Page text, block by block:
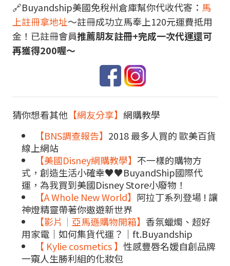
🔗Buyandship美國免稅州倉庫幫你代收代寄： 馬
上註冊拿地址～註冊成功立馬奉上120元運費抵用
金！已註冊會員推薦朋友註冊+完成一次代運還可
再獲得200喔～
猜你想看其他 【網友分享】 網購教學
【BNS調查報告】 2018 最多人買的 歐美百貨
線上網站
【美國Disney網購教學】 不一樣的購物方
式，創造生活小確幸♥♥BuyandShip國際代
運，為我買到美國Disney Store小廢物！
【A Whole New World】 阿拉丁系列登場 ! 讓
神燈精靈帶著你遨遊新世界
【影片｜亞馬遜購物開箱】 香氛蠟燭、超好
用家電｜如何集貨代運？｜ft.Buyandship
【 Kylie cosmetics 】 性感豐唇名媛自創品牌
一窺人生勝利組的化妝包